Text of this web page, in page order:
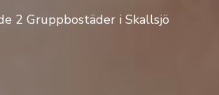
2 Gruppbostäder i Skallsjö